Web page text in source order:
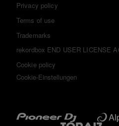
Privacy policy
Terms of use
Trademarks
rekordbox END USER LICENSE
Cookie policy
Cookie-Einstellungen